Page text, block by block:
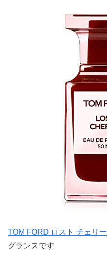
TOM FORD ロスト チェリー
グランスです